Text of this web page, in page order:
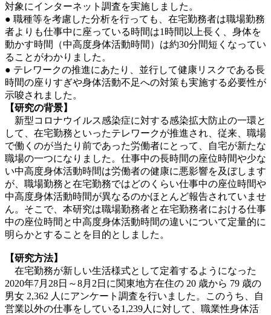
対象にインターネット調査を実施しました。
● 職種等を考慮した分析を行っても、在宅勤務者は職場勤務
者よりも仕事中に座っている時間は1時間以上長く、身体を
動かす時間（中高度身体活動時間）は約30分間短くなってい
ることがわかりました。
● テレワークの推進にあたり、並行して健康リスクである長
時間の座りすぎや身体活動不足への対策も実施する必要性が
示唆されました。
【研究の背景】
新型コロナウイルス感染症に対する感染拡大防止の一環と
して、在宅勤務といったテレワークが推進され、従来、職場
で働くのが当たり前であった労働者にとって、自宅が新たな
職場の一つになりました。仕事中の長時間の座位時間や少な
い中高度身体活動時間は労働者の健康に悪影響を及ぼします
が、職場勤務と在宅勤務ではどのくらい仕事中の座位時間や
中高度身体活動時間が異なるのかほとんど報告されていませ
ん。そこで、本研究は職場勤務者と在宅勤務者における仕事
中の座位時間と中高度身体活動時間の違いについて定量的に
明らかとすることを目的としました。
【研究方法】
在宅勤務が新しい生活様式として定着するようになった
2020年7月28日～8月2日に関東地方在住の 20 歳から 79 歳の
男女 2,362 人にアンケート調査を行いました。このうち、自
営業以外の仕事をしている1,239人に対して、職業性身体活